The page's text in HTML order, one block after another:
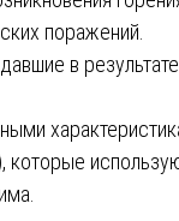
поражений.
в результате
которые